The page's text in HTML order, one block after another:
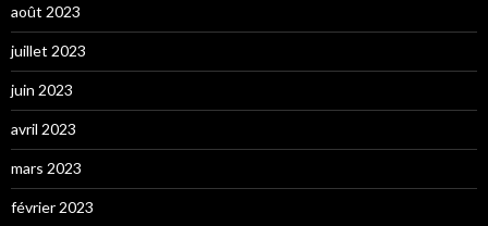
août 2023
juillet 2023
juin 2023
avril 2023
mars 2023
février 2023